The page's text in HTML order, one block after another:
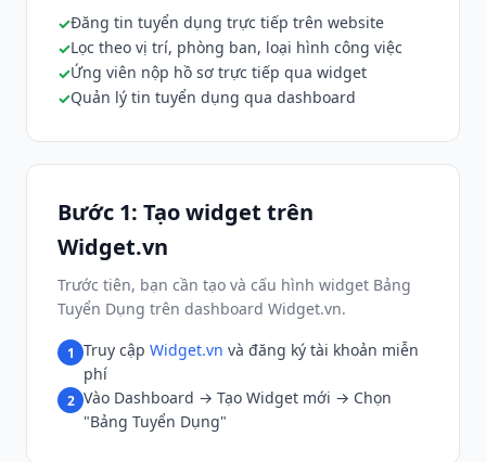
Đăng tin tuyển dụng trực tiếp trên website
Lọc theo vị trí, phòng ban, loại hình công việc
Ứng viên nộp hồ sơ trực tiếp qua widget
Quản lý tin tuyển dụng qua dashboard
Bước 1: Tạo widget trên
Widget.vn
Trước tiên, bạn cần tạo và cấu hình widget Bảng
Tuyển Dụng trên dashboard Widget.vn.
1 Truy cập Widget.vn và đăng ký tài khoản miễn
phí
2 Vào Dashboard → Tạo Widget mới → Chọn
"Bảng Tuyển Dụng"